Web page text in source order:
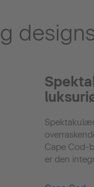
Cape Cod-
er den